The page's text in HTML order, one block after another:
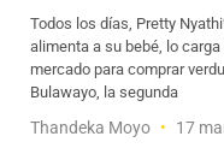
Todos los días, Pretty
alimenta a su bebé, lo
mercado para comprar
Bulawayo, la segunda
Thandeka Moyo 17